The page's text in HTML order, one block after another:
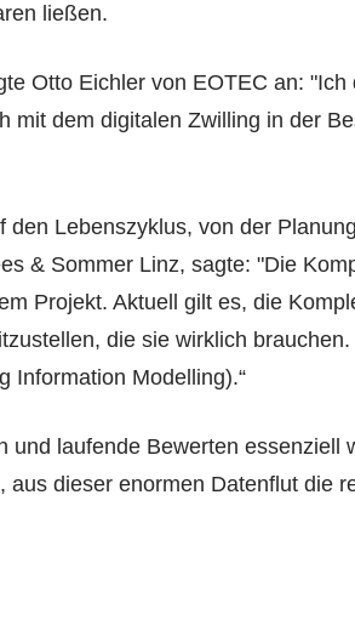
ließen.
Otto Eichler von EOTEC an:
mit dem digitalen Zwilling in der
Lebenszyklus, von der
& Sommer Linz, sagte: "Die
Projekt. Aktuell gilt es, die
die sie wirklich
Information Modelling).“
laufende Bewerten
dieser enormen Datenflut die